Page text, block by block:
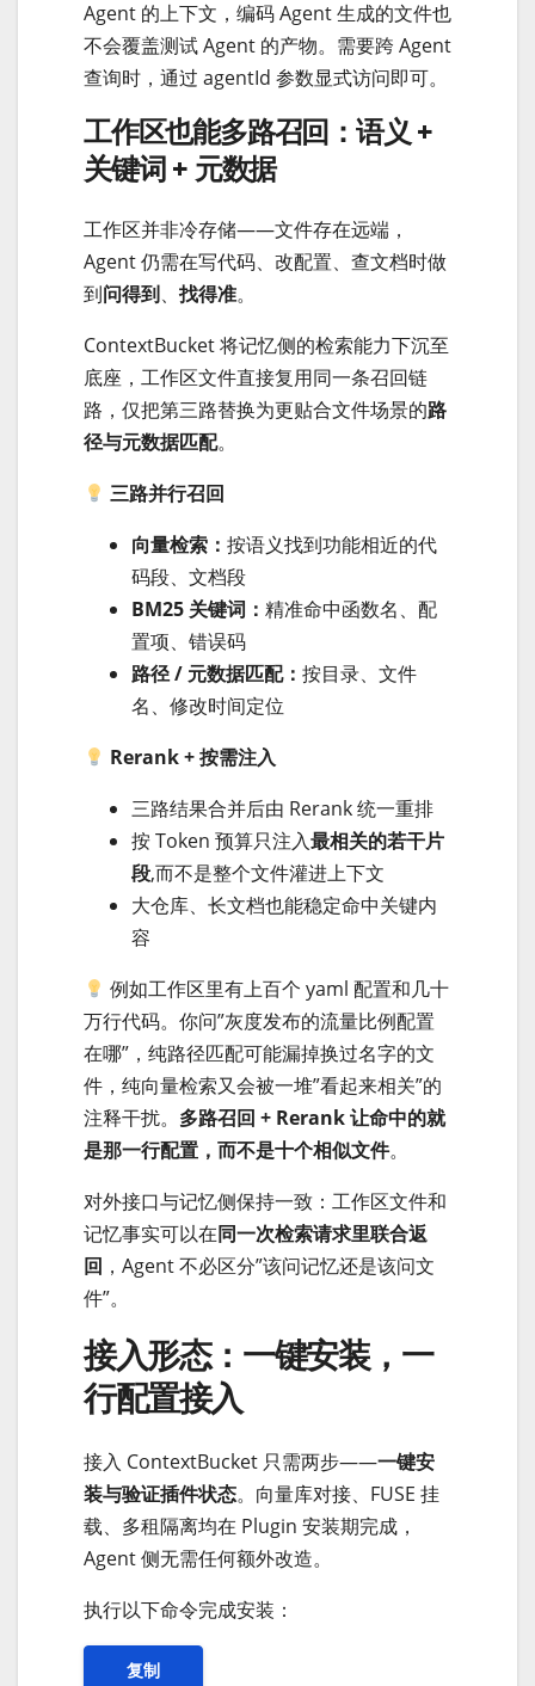
Agent 的上下文，编码 Agent 生成的文件也
不会覆盖测试 Agent 的产物。需要跨 Agent
查询时，通过 agentId 参数显式访问即可。
工作区也能多路召回：语义 +
关键词 + 元数据
工作区并非冷存储——文件存在远端，
Agent 仍需在写代码、改配置、查文档时做
到问得到、 找得准。
ContextBucket 将记忆侧的检索能力下沉至
底座，工作区文件直接复用同一条召回链
路，仅把第三路替换为更贴合文件场景的路
径与元数据匹配。
三路并行召回
向量检索： 按语义找到功能相近的代
码段、文档段
BM25 关键词： 精准命中函数名、配
置项、错误码
路径 / 元数据匹配： 按目录、文件
名、修改时间定位
Rerank + 按需注入
三路结果合并后由 Rerank 统一重排
按 Token 预算只注入最相关的若干片
段,而不是整个文件灌进上下文
大仓库、长文档也能稳定命中关键内
容
例如工作区里有上百个 yaml 配置和几十
万行代码。你问”灰度发布的流量比例配置
在哪”，纯路径匹配可能漏掉换过名字的文
件，纯向量检索又会被一堆”看起来相关”的
注释干扰。 多路召回 + Rerank 让命中的就
是那一行配置，而不是十个相似文件。
对外接口与记忆侧保持一致：工作区文件和
记忆事实可以在同一次检索请求里联合返
回 ，Agent 不必区分”该问记忆还是该问文
件”。
接入形态：一键安装，一
行配置接入
接入 ContextBucket 只需两步——一键安
装与验证插件状态。向量库对接、FUSE 挂
载、多租隔离均在 Plugin 安装期完成，
Agent 侧无需任何额外改造。
执行以下命令完成安装：
复制